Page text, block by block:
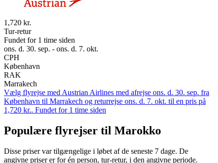
1,720 kr.
Tur-retur
Fundet for 1 time siden
ons. d. 30. sep. - ons. d. 7. okt.
CPH
København
RAK
Marrakech
Vælg flyrejse med Austrian Airlines med afrejse ons. d. 30. sep. fra
København til Marrakech og returrejse ons. d. 7. okt. til en pris på
1,720 kr.. Fundet for 1 time siden
Populære flyrejser til Marokko
Disse priser var tilgængelige i løbet af de seneste 7 dage. De
angivne priser er for én person, tur-retur, i den angivne periode.